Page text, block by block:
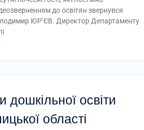
до освітян звернувся
ЮР’ЄВ. Директор Департаменту
дошкільної освіти
області